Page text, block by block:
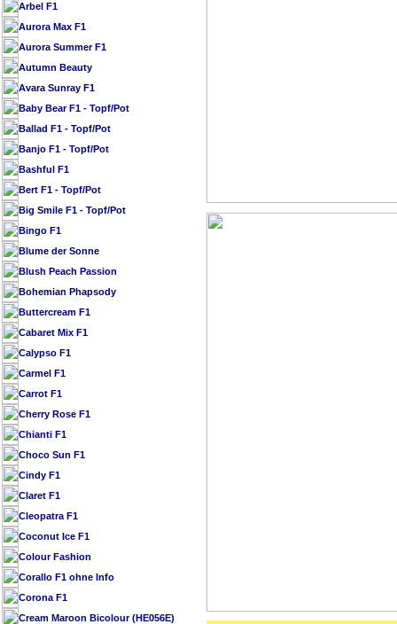
Arbel F1
Aurora Max F1
Aurora Summer F1
Autumn Beauty
Avara Sunray F1
Baby Bear F1 - Topf/Pot
Ballad F1 - Topf/Pot
Banjo F1 - Topf/Pot
Bashful F1
Bert F1 - Topf/Pot
Big Smile F1 - Topf/Pot
Bingo F1
Blume der Sonne
Blush Peach Passion
Bohemian Phapsody
Buttercream F1
Cabaret Mix F1
Calypso F1
Carmel F1
Carrot F1
Cherry Rose F1
Chianti F1
Choco Sun F1
Cindy F1
Claret F1
Cleopatra F1
Coconut Ice F1
Colour Fashion
Corallo F1 ohne Info
Corona F1
Cream Maroon Bicolour (HE056E)